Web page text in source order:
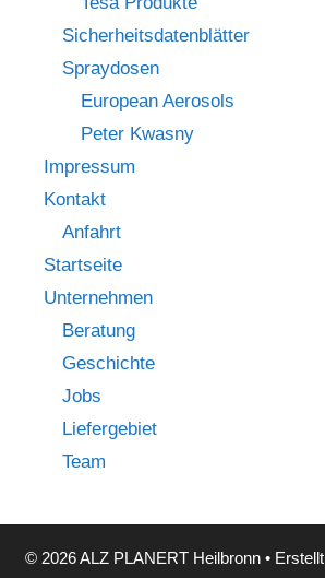
Sicherheitsdatenblätter
Spraydosen
European Aerosols
Peter Kwasny
Impressum
Kontakt
Anfahrt
Startseite
Unternehmen
Beratung
Geschichte
Jobs
Liefergebiet
Team
© 2026 ALZ PLANERT Heilbronn •